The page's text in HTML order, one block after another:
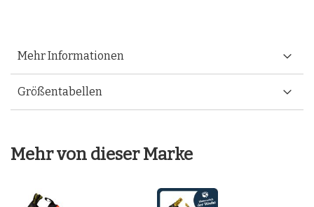
Mehr Informationen
Größentabellen
Mehr von dieser Marke